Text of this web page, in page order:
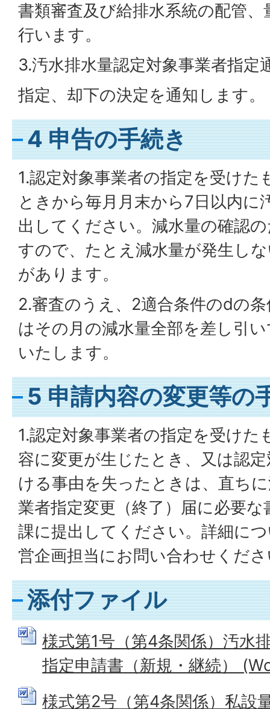
書類審査及び給排水系統の配管
行います。
3.汚水排水量認定対象事業者指定
指定、却下の決定を通知します。
4 申告の手続き
1.認定対象事業者の指定を受けた
ときから毎月月末から7日以内に
出してください。減水量の確認
すので、たとえ減水量が発生し
があります。
2.審査のうえ、2適合条件のdの
はその月の減水量全部を差し引
いたします。
5 申請内容の変更等の
1.認定対象事業者の指定を受けた
容に変更が生じたとき、又は認
ける事由を失ったときは、直ち
業者指定変更（終了）届に必要
課に提出してください。詳細に
営企画担当にお問い合わせくだ
添付ファイル
様式第1号（第4条関係）汚水
指定申請書（新規・継続）
様式第2号（第4条関係）私設